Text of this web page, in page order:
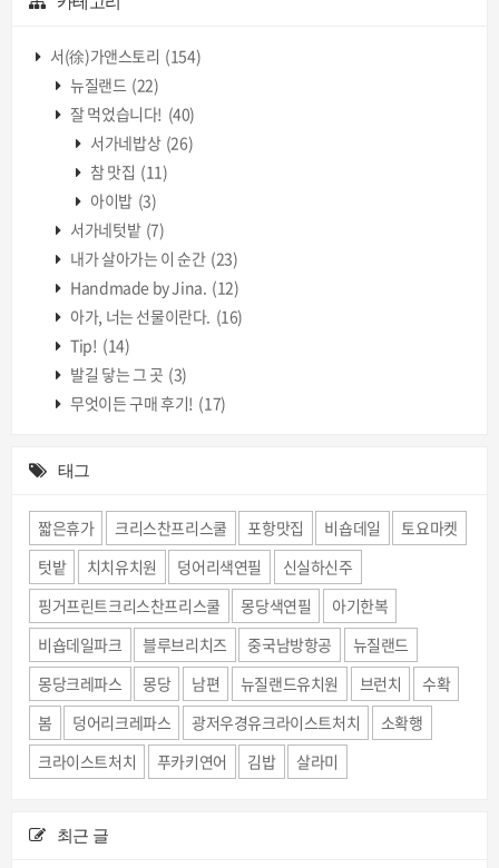
서(徐)가앤스토리 (154)
뉴질랜드 (22)
잘 먹었습니다! (40)
서가네밥상 (26)
참 맛집 (11)
아이밥 (3)
서가네텃밭 (7)
내가 살아가는 이 순간 (23)
Handmade by Jina. (12)
아가, 너는 선물이란다. (16)
Tip! (14)
발길 닿는 그 곳 (3)
무엇이든 구매 후기! (17)
태그
짧은휴가 크리스찬프리스쿨 포항맛집 비숍데일
토요마켓
텃밭
치치유치원 덩어리색연필
신실하신주
핑거프린트크리스찬프리스쿨
몽당색연필
아기한복
비숍데일파크
블루브리치즈 중국남방항공
뉴질랜드
몽당크레파스
몽당 남편 뉴질랜드유치원 브런치
수확
봄
덩어리크레파스 광저우경유크라이스트처치
소확행
크라이스트처치
푸카키연어 김밥 살라미
최근 글